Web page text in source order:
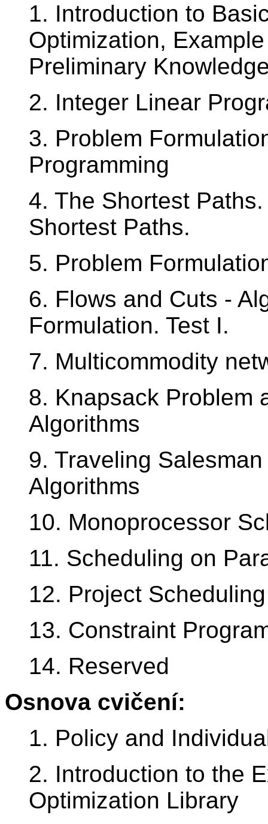
1. Introduction to
Optimization,
Preliminary
2. Integer Linear
3. Problem
Programming
4. The Shortest
Shortest Paths.
5. Problem
6. Flows and Cuts -
Formulation. Test I.
7. Multicommodity
8. Knapsack Problem
Algorithms
9. Traveling
Algorithms
10. Monoprocessor
11. Scheduling on
12. Project
13. Constraint
14. Reserved
Osnova cvičení:
1. Policy and
2. Introduction to the
Optimization Library